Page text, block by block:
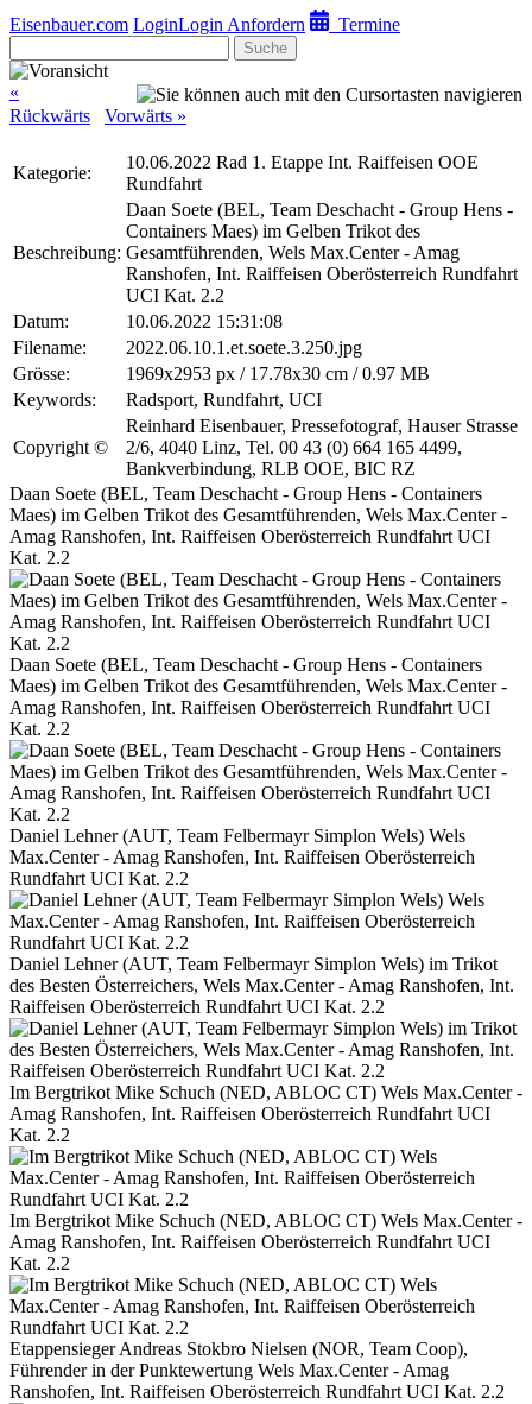
Eisenbauer.com LoginLogin Anfordern Termine
Suche
«
Rückwärts
Vorwärts »
Kategorie:
10.06.2022 Rad 1. Etappe Int. Raiffeisen OOE
Rundfahrt
Beschreibung:
Daan Soete (BEL, Team Deschacht - Group Hens -
Containers Maes) im Gelben Trikot des
Gesamtführenden, Wels Max.Center - Amag
Ranshofen, Int. Raiffeisen Oberösterreich Rundfahrt
UCI Kat. 2.2
Datum:
10.06.2022 15:31:08
Filename:
2022.06.10.1.et.soete.3.250.jpg
Grösse:
1969x2953 px / 17.78x30 cm / 0.97 MB
Keywords:
Radsport, Rundfahrt, UCI
Copyright ©
Reinhard Eisenbauer, Pressefotograf, Hauser Strasse
2/6, 4040 Linz, Tel. 00 43 (0) 664 165 4499,
Bankverbindung, RLB OOE, BIC RZ
Daan Soete (BEL, Team Deschacht - Group Hens - Containers
Maes) im Gelben Trikot des Gesamtführenden, Wels Max.Center -
Amag Ranshofen, Int. Raiffeisen Oberösterreich Rundfahrt UCI
Kat. 2.2
Daan Soete (BEL, Team Deschacht - Group Hens - Containers
Maes) im Gelben Trikot des Gesamtführenden, Wels Max.Center -
Amag Ranshofen, Int. Raiffeisen Oberösterreich Rundfahrt UCI
Kat. 2.2
Daniel Lehner (AUT, Team Felbermayr Simplon Wels) Wels
Max.Center - Amag Ranshofen, Int. Raiffeisen Oberösterreich
Rundfahrt UCI Kat. 2.2
Daniel Lehner (AUT, Team Felbermayr Simplon Wels) im Trikot
des Besten Österreichers, Wels Max.Center - Amag Ranshofen, Int.
Raiffeisen Oberösterreich Rundfahrt UCI Kat. 2.2
Im Bergtrikot Mike Schuch (NED, ABLOC CT) Wels Max.Center -
Amag Ranshofen, Int. Raiffeisen Oberösterreich Rundfahrt UCI
Kat. 2.2
Im Bergtrikot Mike Schuch (NED, ABLOC CT) Wels Max.Center -
Amag Ranshofen, Int. Raiffeisen Oberösterreich Rundfahrt UCI
Kat. 2.2
Etappensieger Andreas Stokbro Nielsen (NOR, Team Coop),
Führender in der Punktewertung Wels Max.Center - Amag
Ranshofen, Int. Raiffeisen Oberösterreich Rundfahrt UCI Kat. 2.2